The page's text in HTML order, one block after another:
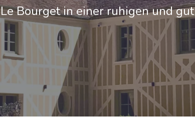
Bourget in einer ruhigen und